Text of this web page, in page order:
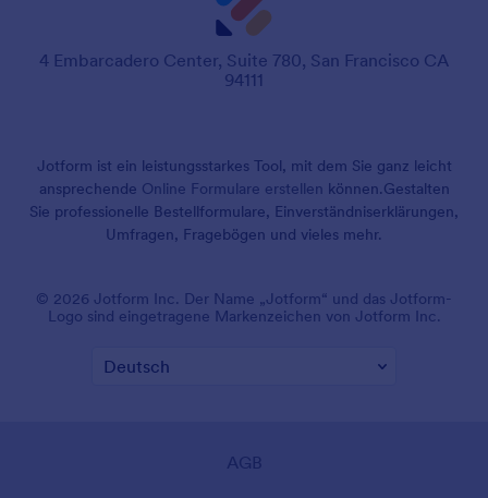
4 Embarcadero Center, Suite 780, San Francisco CA
94111
Jotform ist ein leistungsstarkes Tool, mit dem Sie ganz leicht
ansprechende Online Formulare erstellen können.Gestalten
Sie professionelle Bestellformulare, Einverständniserklärungen,
Umfragen, Fragebögen und vieles mehr.
© 2026 Jotform Inc. Der Name „Jotform“ und das Jotform-
Logo sind eingetragene Markenzeichen von Jotform Inc.
AGB